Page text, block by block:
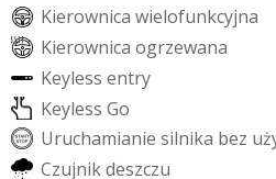
Kierownica wielofunkcyjna
Kierownica ogrzewana
Keyless entry
Keyless Go
Uruchamianie silnika bez uż
Czujnikdeszczu